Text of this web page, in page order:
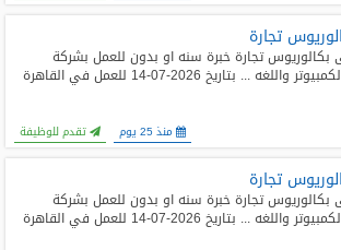
تجارة
تجارة خبرة سنه او بدون للعمل بشركة
توريدات كهربائية تجيد الكمبيوتر واللغه ... بتاريخ 2026-07-14 للعمل في القاهرة
منذ 25 يوم تقدم للوظيفة
تجارة
تجارة خبرة سنه او بدون للعمل بشركة
توريدات كهربائية تجيد الكمبيوتر واللغه ... بتاريخ 2026-07-14 للعمل في القاهرة